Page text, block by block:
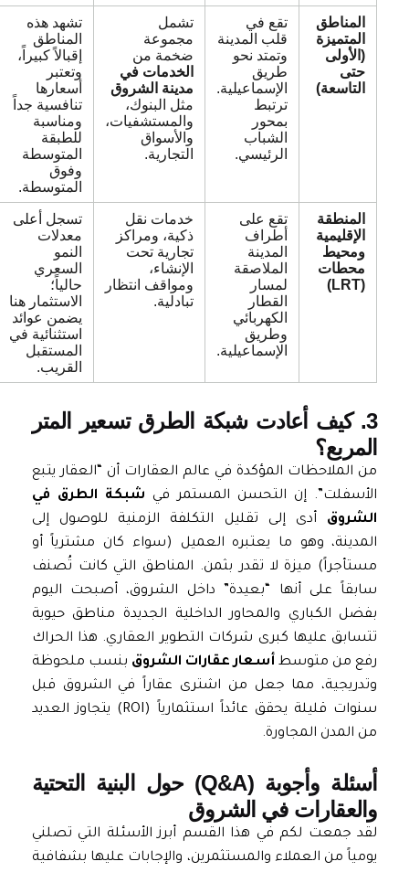
المناطق
المتميزة
(الأولى
التاسعة)
تقع في
قلب المدينة
وتمتد نحو
طريق
الإسماعيلية.
ترتبط
بمحور
الشباب
الرئيسي.
تشمل
مجموعة
ضخمة من
الخدمات في
مدينة الشروق
مثل البنوك،
والمستشفيات،
والأسواق
التجارية.
تشهد هذه
المناطق
إقبالاً كبيراً،
وتعتبر
أسعارها
تنافسية جداً
ومناسبة
للطبقة
المتوسطة
وفوق
المتوسطة.
المنطقة
الإقليمية
ومحيط
محطات
تقع على
أطراف
المدينة
الملاصقة
لمسار
القطار
الكهربائي
وطريق
الإسماعيلية.
خدمات نقل
ذكية، ومراكز
تجارية تحت
الإنشاء،
ومواقف انتظار
تبادلية.
تسجل أعلى
معدلات
السعري
حالياً؛
الاستثمار هنا
يضمن عوائد
استثنائية في
المستقبل
القريب.
3. كيف أعادت شبكة الطرق تسعير المتر
المربع؟
من الملاحظات المؤكدة في عالم العقارات أن “العقار يتبع
الأسفلت”. إن التحسن المستمر في شبكة الطرق في
الشروقأدى إلى تقليل التكلفة الزمنية للوصول إلى
المدينة، وهو ما يعتبره العميل (سواء كان مشترياً أو
مستأجراً) ميزة لا تقدر بثمن. المناطق التي كانت تُصنف
سابقاً على أنها “بعيدة” داخل الشروق، أصبحت اليوم
بفضل الكباري والمحاور الداخلية الجديدة مناطق حيوية
تتسابق عليها كبرى شركات التطوير العقاري. هذا الحراك
رفع من متوسطأسعار عقارات الشروقبنسب ملحوظة
وتدريجية، مما جعل من اشترى عقاراً في الشروق قبل
سنوات قليلة يحقق عائداً استثمارياً (ROI) يتجاوز العديد
من المدن المجاورة.
أسئلة وأجوبة (Q&A) حول البنية التحتية
والعقارات في الشروق
لقد جمعت لكم في هذا القسم أبرز الأسئلة التي تصلني
يومياً من العملاء والمستثمرين، والإجابات عليها بشفافية